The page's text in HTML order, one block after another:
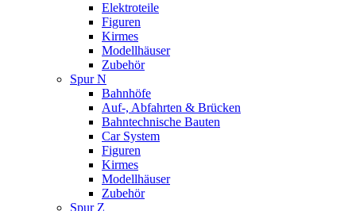
Elektroteile
Figuren
Kirmes
Modellhäuser
Zubehör
Spur N
Bahnhöfe
Auf-, Abfahrten & Brücken
Bahntechnische Bauten
Car System
Figuren
Kirmes
Modellhäuser
Zubehör
Spur Z